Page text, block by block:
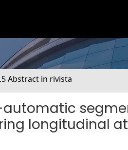
Abstract in rivista
longitudinal